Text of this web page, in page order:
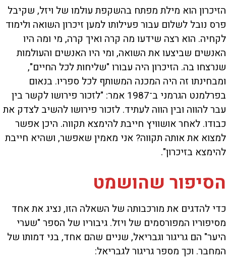
הזיכרון הוא מילת מפתח בהשקפת עולמו של ויזל, שקיבל
פרס נובל לשלום עבור פעילותו למען זיכרון השואה ולימוד
לקחיה. הוא רצה שידעו מה קרה ואיך קרה, מי ומה היו
האנשים שביצעו את השואה, ומי היו האנשים והעולמות
שנרצחו בה. הזיכרון היה עבורו "שליחות לכל החיים",
ומבחינתו זה היה המכנה המשותף לכל ספריו. בנאום
בפרלמנט הגרמני ב־1987 אמר: "לזכור פירושו לקשר בין
עבר להווה ובין הווה לעתיד. לזכור פירושו להשיב לצדק את
כבודו. לאחר אושוויץ חייבת להימצא תקווה. היכן אפשר
למצוא את אותה תקווה? אני מאמין שאפשר, ושהיא חייבת
להימצא בזיכרון".
הסיפור שהושמט
כדי להדגים את מורכבותה של השאלה הזו, נציג את אחד
מסיפוריו המפורסמים של ויזל. גיבוריו של הספר "שערי
היער" הם גריגור וגבריאל, שניים שהם אחד, בני דמותו של
המחבר. וכך מספר גריגור לגבריאל: